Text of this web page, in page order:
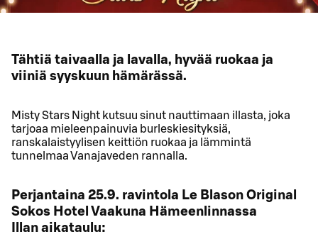
Tähtiä taivaalla ja lavalla, hyvää ruokaa ja
viiniä syyskuun hämärässä.
Misty Stars Night kutsuu sinut nauttimaan illasta, joka
tarjoaa mieleenpainuvia burleskiesityksiä,
ranskalaistyylisen keittiön ruokaa ja lämmintä
tunnelmaa Vanajaveden rannalla.
Perjantaina 25.9. ravintola Le Blason Original
Sokos Hotel Vaakuna Hämeenlinnassa
Illan aikataulu: